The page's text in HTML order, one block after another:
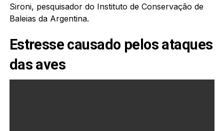
Sironi, pesquisador do Instituto de Conservação de
Baleias da Argentina.
Estresse causado pelos ataques
das aves